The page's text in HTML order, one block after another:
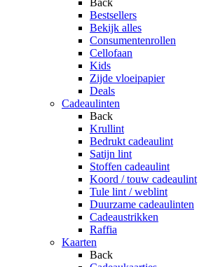
Back
Bestsellers
Bekijk alles
Consumentenrollen
Cellofaan
Kids
Zijde vloeipapier
Deals
Cadeaulinten
Back
Krullint
Bedrukt cadeaulint
Satijn lint
Stoffen cadeaulint
Koord / touw cadeaulint
Tule lint / weblint
Duurzame cadeaulinten
Cadeaustrikken
Raffia
Kaarten
Back